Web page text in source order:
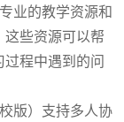
业的教学资源和
些资源可以帮
程中遇到的问
版）支持多人协